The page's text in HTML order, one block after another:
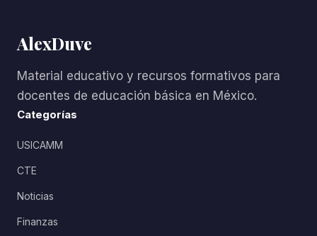
AlexDuve
Material educativo y recursos formativos para
docentes de educación básica en México.
Categorías
USICAMM
CTE
Noticias
Finanzas